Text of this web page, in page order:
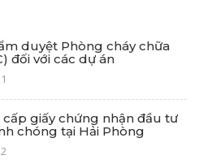
duyệt Phòng cháy chữa
đối với các dự án
cấp giấy chứng nhận đầu tư
chóng tại Hải Phòng